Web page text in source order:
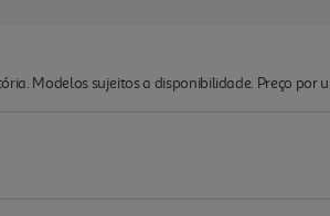
Modelos sujeitos a disponibilidade. Preço por